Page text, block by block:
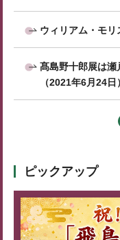
ウィリアム・モリ
髙島野十郎展は瀬
（2021年6月24日）
ピックアップ